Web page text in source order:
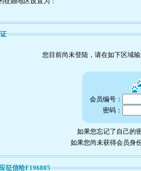
您目前尚未登陆，请在如下区域
会员编号：
密码：
如果您忘记了自己的
如果您尚未获得会员身
征信给F196805